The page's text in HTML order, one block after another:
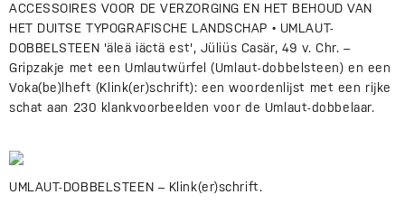
ACCESSOIRES VOOR DE VERZORGING EN HET BEHOUD VAN
HET DUITSE TYPOGRAFISCHE LANDSCHAP • UMLAUT-
DOBBELSTEEN 'äleä iäctä est', Jüliüs Casär, 49 v. Chr. –
Gripzakje met een Umlautwürfel (Umlaut-dobbelsteen) en een
Voka(be)lheft (Klink(er)schrift): een woordenlijst met een rijke
schat aan 230 klankvoorbeelden voor de Umlaut-dobbelaar.
UMLAUT-DOBBELSTEEN – Klink(er)schrift.